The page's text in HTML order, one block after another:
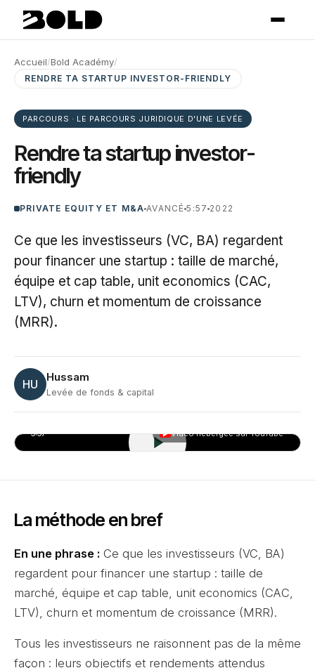
Accueil/Bold Académy/
RENDRE TA STARTUP INVESTOR-FRIENDLY
PARCOURS · LE PARCOURS JURIDIQUE D'UNE LEVÉE
Rendre ta startup investor-
friendly
PRIVATE EQUITY ET M&A AVANCÉ 5:57 2022
Ce que les investisseurs (VC, BA) regardent
pour financer une startup : taille de marché,
équipe et cap table, unit economics (CAC,
LTV), churn et momentum de croissance
(MRR).
HU
Hussam
Levée de fonds & capital
5:57 ▶ Vidéo hébergée sur YouTube
La méthode en bref
En une phrase : Ce que les investisseurs (VC, BA)
regardent pour financer une startup : taille de
marché, équipe et cap table, unit economics (CAC,
LTV), churn et momentum de croissance (MRR).
Tous les investisseurs ne raisonnent pas de la même
façon : leurs objectifs et rendements attendus